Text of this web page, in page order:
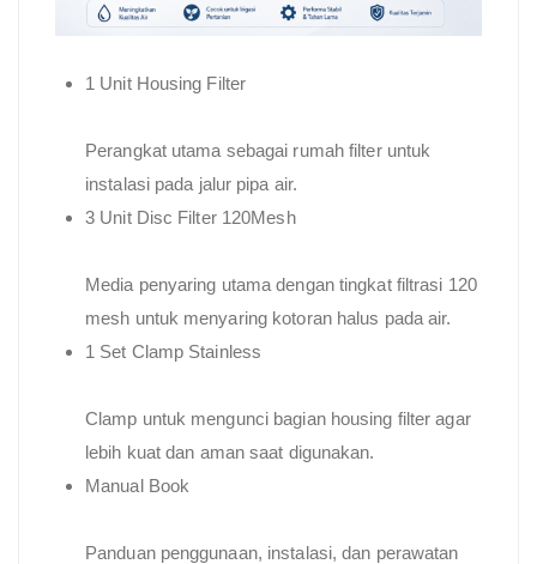
1 Unit Housing Filter
Perangkat utama sebagai rumah filter untuk
instalasi pada jalur pipa air.
3 Unit Disc Filter 120Mesh
Media penyaring utama dengan tingkat filtrasi 120
mesh untuk menyaring kotoran halus pada air.
1 Set Clamp Stainless
Clamp untuk mengunci bagian housing filter agar
lebih kuat dan aman saat digunakan.
Manual Book
Panduan penggunaan, instalasi, dan perawatan